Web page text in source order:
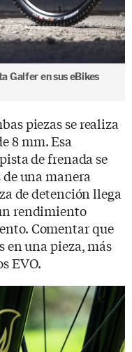
Galfer en sus eBikes
piezas se realiza
8 mm. Esa
de frenada se
una manera
de detención llega
rendimiento
Comentar que
en una pieza, más
EVO.